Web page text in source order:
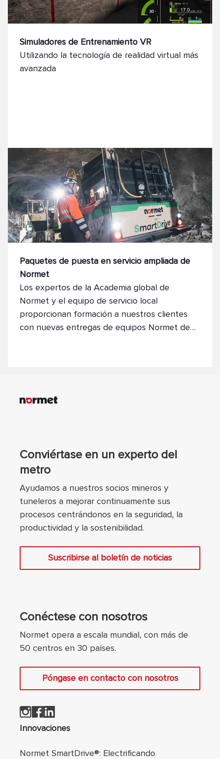
Simuladores de Entrenamiento VR
Utilizando la tecnología de realidad virtual más
avanzada
Paquetes de puesta en servicio ampliada de
Normet
Los expertos de la Academia global de
Normet y el equipo de servicio local
proporcionan formación a nuestros clientes
con nuevas entregas de equipos Normet de
Conviértase en un experto del
metro
Ayudamos a nuestros socios mineros y
tuneleros a mejorar continuamente sus
procesos centrándonos en la seguridad, la
productividad y la sostenibilidad.
Suscribirse al boletín de noticias
Conéctese con nosotros
Normet opera a escala mundial, con más de
50 centros en 30 países.
Póngase en contacto con nosotros
Navegación de
Innovaciones
Normet SmartDrive®: Electrificando